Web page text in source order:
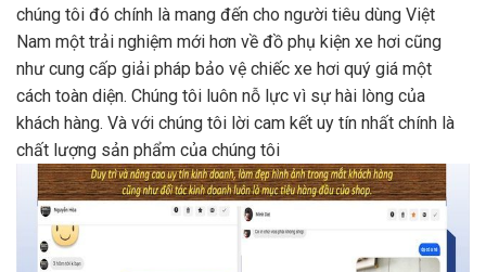
chúng tôi đó chính là mang đến cho người tiêu dùng Việt
Nam một trải nghiệm mới hơn về đồ phụ kiện xe hơi cũng
như cung cấp giải pháp bảo vệ chiếc xe hơi quý giá một
cách toàn diện. Chúng tôi luôn nỗ lực vì sự hài lòng của
khách hàng. Và với chúng tôi lời cam kết uy tín nhất chính là
chất lượng sản phẩm của chúng tôi